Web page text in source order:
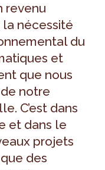
revenu
nécessité
du
et
que nous
notre
C’est dans
et dans le
projets
des